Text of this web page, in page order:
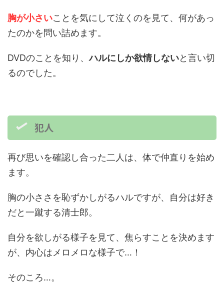
胸が小さいことを気にして泣くのを見て、何があっ
たのかを問い詰めます。
DVDのことを知り、ハルにしか欲情しないと言い切
るのでした。
犯人
再び思いを確認し合った二人は、体で仲直りを始め
ます。
胸の小ささを恥ずかしがるハルですが、自分は好き
だと一蹴する清士郎。
自分を欲しがる様子を見て、焦らすことを決めます
が、内心はメロメロな様子で…！
そのころ…。